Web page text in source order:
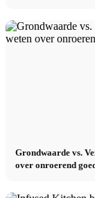
Grondwaarde vs.
over onroerend